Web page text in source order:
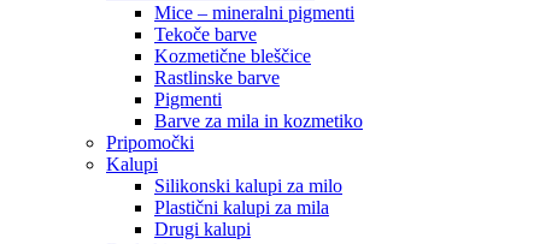
Mice – mineralni pigmenti
Tekoče barve
Kozmetične bleščice
Rastlinske barve
Pigmenti
Barve za mila in kozmetiko
Pripomočki
Kalupi
Silikonski kalupi za milo
Plastični kalupi za mila
Drugi kalupi